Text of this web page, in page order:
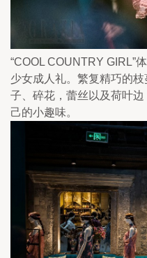
“COOL COUNTRY GIRL”
少女成人礼。繁复精巧的
子、碎花，蕾丝以及荷叶
己的小趣味。